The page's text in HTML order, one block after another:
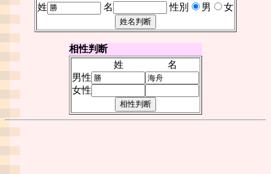
姓
名 性別 男 女
相性判断
姓
名
男性
女性